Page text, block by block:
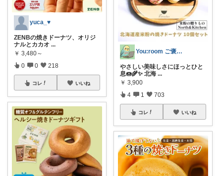
yuca_♥
ZENBの焼きドーナツ、オリジ
ナルとカカオ ...
￥ 3,480～
0 0 218
コレ いいね
You:room ご褒美スイーツ🧁
やさしい美味しさにほっとひと
息🍩🌾✨ 北海 ...
￥ 3,900
4 1 703
コレ いいね